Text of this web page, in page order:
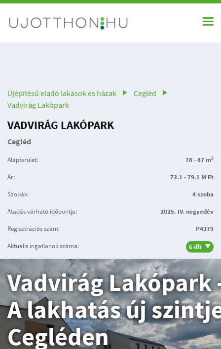
Újépítésű eladó lakások és házak
Cegléd
Vadvirág Lakópark
VADVIRÁG LAKÓPARK
Cegléd
Alapterület: 78 - 87 m2
Ár: 73.1 - 79.1 M Ft
Szobák: 4 szoba
Átadás várható időpontja: 2025. IV. negyedév
Regisztrációs szám: P4379
Aktuális ingatlanok száma: 6 db
Vadvirág Lakópark
A lakhatás új
Cegléden